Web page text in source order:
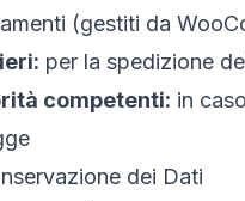
(gestiti da
per la spedizione
competenti: in
dei Dati